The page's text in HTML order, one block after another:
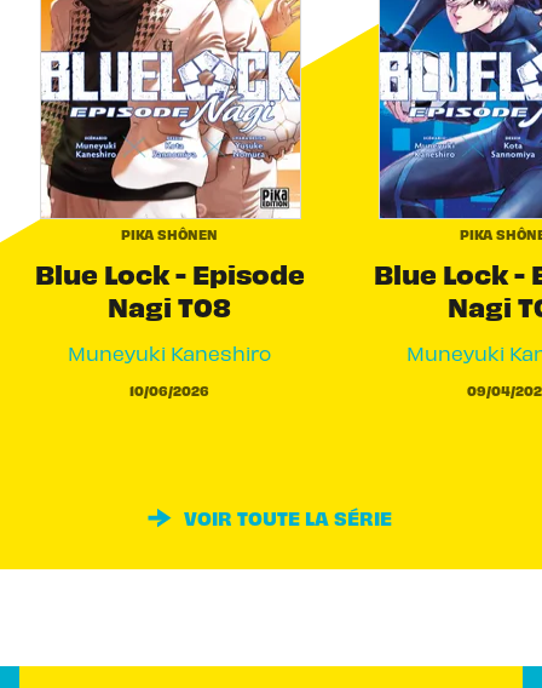
PIKA SHÔNEN
Blue Lock - Episode
Nagi T08
Muneyuki Kaneshiro
10/06/2026
PIKA
Blue Lock -
Nagi
Muneyuki
09/04/
VOIR TOUTE LA SÉRIE